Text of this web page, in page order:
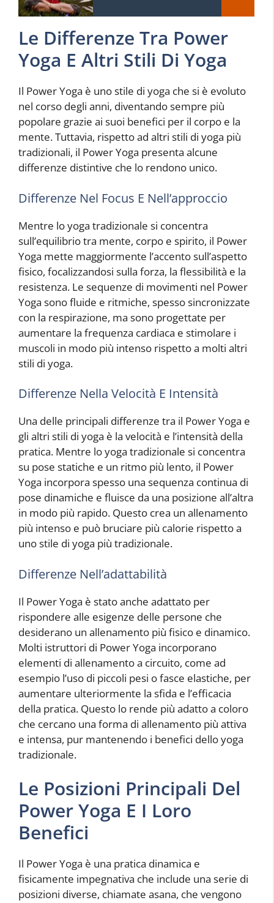
Le Differenze Tra Power
Yoga E Altri Stili Di Yoga
Il Power Yoga è uno stile di yoga che si è evoluto
nel corso degli anni, diventando sempre più
popolare grazie ai suoi benefici per il corpo e la
mente. Tuttavia, rispetto ad altri stili di yoga più
tradizionali, il Power Yoga presenta alcune
differenze distintive che lo rendono unico.
Differenze Nel Focus E Nell’approccio
Mentre lo yoga tradizionale si concentra
sull’equilibrio tra mente, corpo e spirito, il Power
Yoga mette maggiormente l’accento sull’aspetto
fisico, focalizzandosi sulla forza, la flessibilità e la
resistenza. Le sequenze di movimenti nel Power
Yoga sono fluide e ritmiche, spesso sincronizzate
con la respirazione, ma sono progettate per
aumentare la frequenza cardiaca e stimolare i
muscoli in modo più intenso rispetto a molti altri
stili di yoga.
Differenze Nella Velocità E Intensità
Una delle principali differenze tra il Power Yoga e
gli altri stili di yoga è la velocità e l’intensità della
pratica. Mentre lo yoga tradizionale si concentra
su pose statiche e un ritmo più lento, il Power
Yoga incorpora spesso una sequenza continua di
pose dinamiche e fluisce da una posizione all’altra
in modo più rapido. Questo crea un allenamento
più intenso e può bruciare più calorie rispetto a
uno stile di yoga più tradizionale.
Differenze Nell’adattabilità
Il Power Yoga è stato anche adattato per
rispondere alle esigenze delle persone che
desiderano un allenamento più fisico e dinamico.
Molti istruttori di Power Yoga incorporano
elementi di allenamento a circuito, come ad
esempio l’uso di piccoli pesi o fasce elastiche, per
aumentare ulteriormente la sfida e l’efficacia
della pratica. Questo lo rende più adatto a coloro
che cercano una forma di allenamento più attiva
e intensa, pur mantenendo i benefici dello yoga
tradizionale.
Le Posizioni Principali Del
Power Yoga E I Loro
Benefici
Il Power Yoga è una pratica dinamica e
fisicamente impegnativa che include una serie di
posizioni diverse, chiamate asana, che vengono